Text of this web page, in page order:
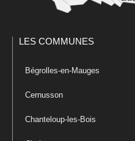
LES COMMUNES
Bégrolles-en-Mauges
Cernusson
Chanteloup-les-Bois